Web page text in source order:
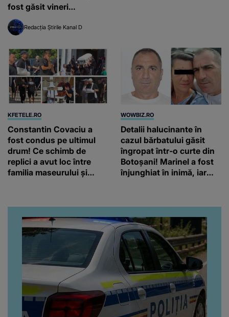
fost găsit vineri
dimineața
Redacția Știrile Kanal D
KFETELE.RO
Constantin Covaciu a
fost condus pe ultimul
drum! Ce schimb de
replici a avut loc între
familia maseurului și
obrazul.”
WOWBIZ.RO
Detalii halucinante în
cazul bărbatului găsit
îngropat într-o curte din
Botoșani! Marinel a fost
înjunghiat în inimă, iar